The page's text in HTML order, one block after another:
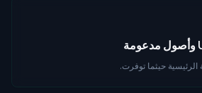
حيثما توفرت.